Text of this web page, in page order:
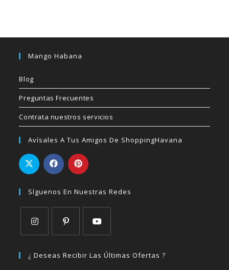
Mango Habana
Blog
Preguntas Frecuentes
Contrata nuestros servicios
Avísales A Tus Amigos De ShoppingHavana
Síguenos En Nuestras Redes
abre
abre
abre
¿ Deseas Recibir Las Últimas Ofertas ?